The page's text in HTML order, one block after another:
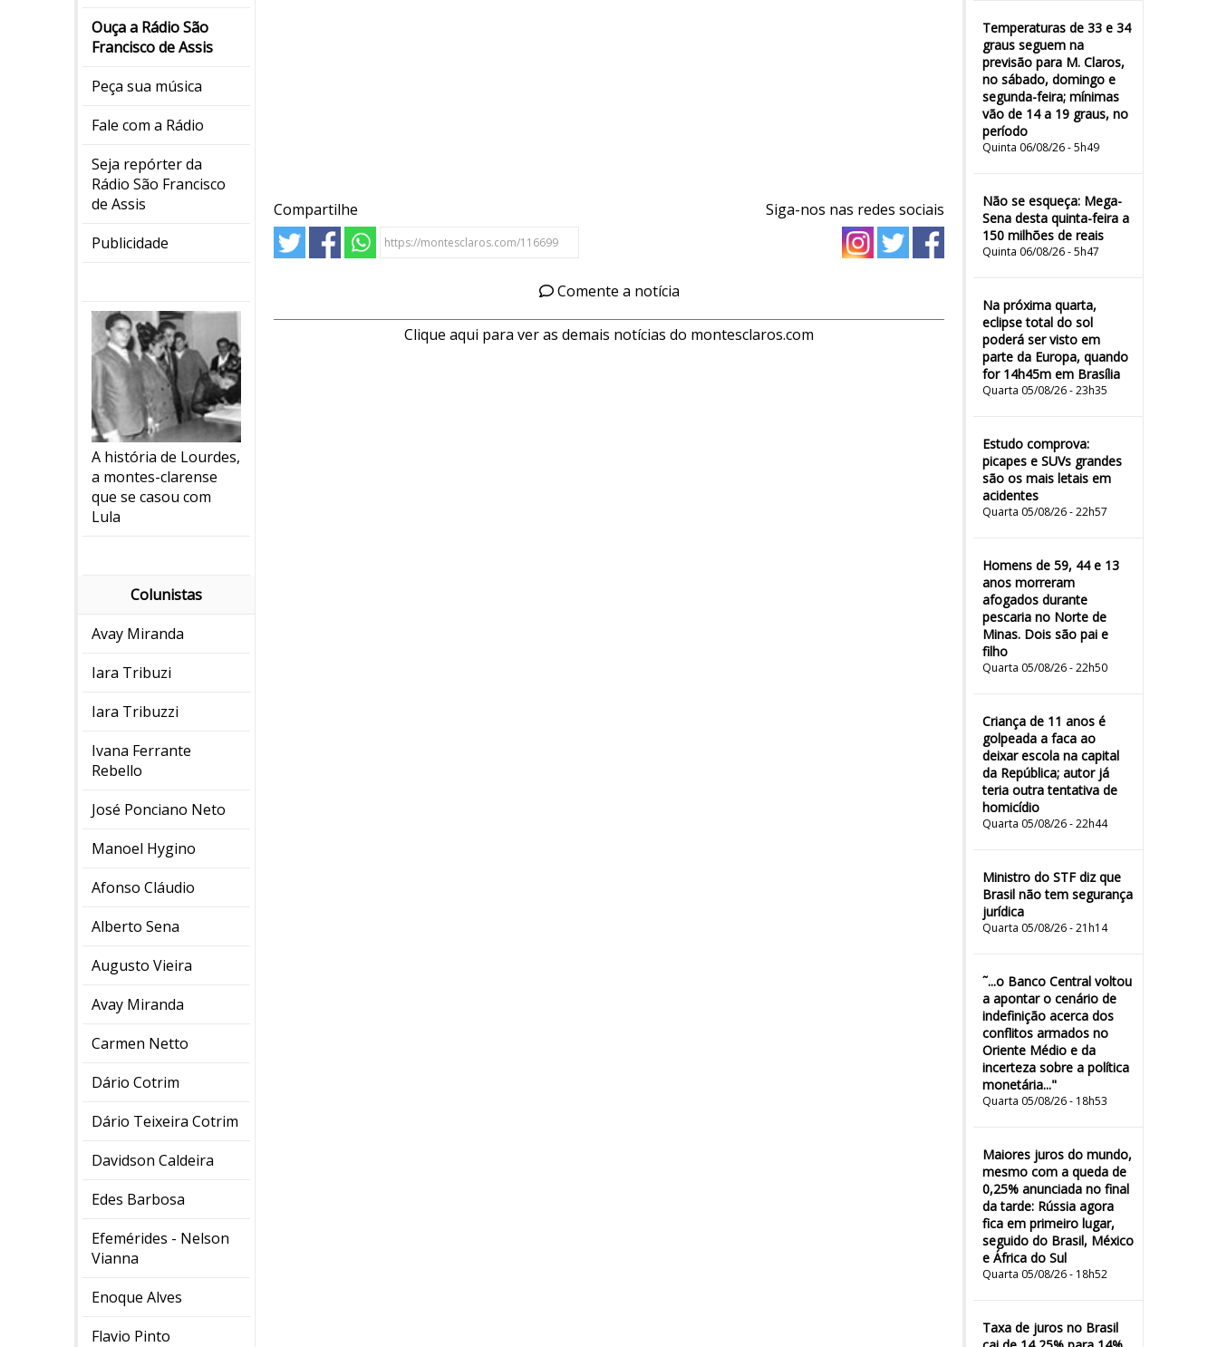
Ouça a Rádio São
Francisco de Assis
Peça sua música
Fale com a Rádio
Seja repórter da
Rádio São Francisco
de Assis
Publicidade
A história de Lourdes,
a montes-clarense
que se casou com
Lula
Colunistas
Avay Miranda
Iara Tribuzi
Iara Tribuzzi
Ivana Ferrante
Rebello
José Ponciano Neto
Manoel Hygino
Afonso Cláudio
Alberto Sena
Augusto Vieira
Avay Miranda
Carmen Netto
Dário Cotrim
Dário Teixeira Cotrim
Davidson Caldeira
Edes Barbosa
Efemérides - Nelson
Vianna
Enoque Alves
Flavio Pinto
Temperaturas de 33 e 34
graus seguem na
previsão para M. Claros,
no sábado, domingo e
segunda-feira; mínimas
vão de 14 a 19 graus, no
período
Quinta 06/08/26 - 5h49
Não se esqueça: Mega-
Sena desta quinta-feira a
150 milhões de reais
Quinta 06/08/26 - 5h47
Na próxima quarta,
eclipse total do sol
poderá ser visto em
parte da Europa, quando
for 14h45m em Brasília
Quarta 05/08/26 - 23h35
Estudo comprova:
picapes e SUVs grandes
são os mais letais em
acidentes
Quarta 05/08/26 - 22h57
Homens de 59, 44 e 13
anos morreram
afogados durante
pescaria no Norte de
Minas. Dois são pai e
filho
Quarta 05/08/26 - 22h50
Criança de 11 anos é
golpeada a faca ao
deixar escola na capital
da República; autor já
teria outra tentativa de
homicídio
Quarta 05/08/26 - 22h44
Ministro do STF diz que
Brasil não tem segurança
jurídica
Quarta 05/08/26 - 21h14
˜...o Banco Central voltou
a apontar o cenário de
indefinição acerca dos
conflitos armados no
Oriente Médio e da
incerteza sobre a política
monetária..."
Quarta 05/08/26 - 18h53
Maiores juros do mundo,
mesmo com a queda de
0,25% anunciada no final
da tarde: Rússia agora
fica em primeiro lugar,
seguido do Brasil, México
e África do Sul
Quarta 05/08/26 - 18h52
Taxa de juros no Brasil
Compartilhe Siga-nos nas redes sociais
Comente a notícia
Clique aqui para ver as demais notícias do montesclaros.com